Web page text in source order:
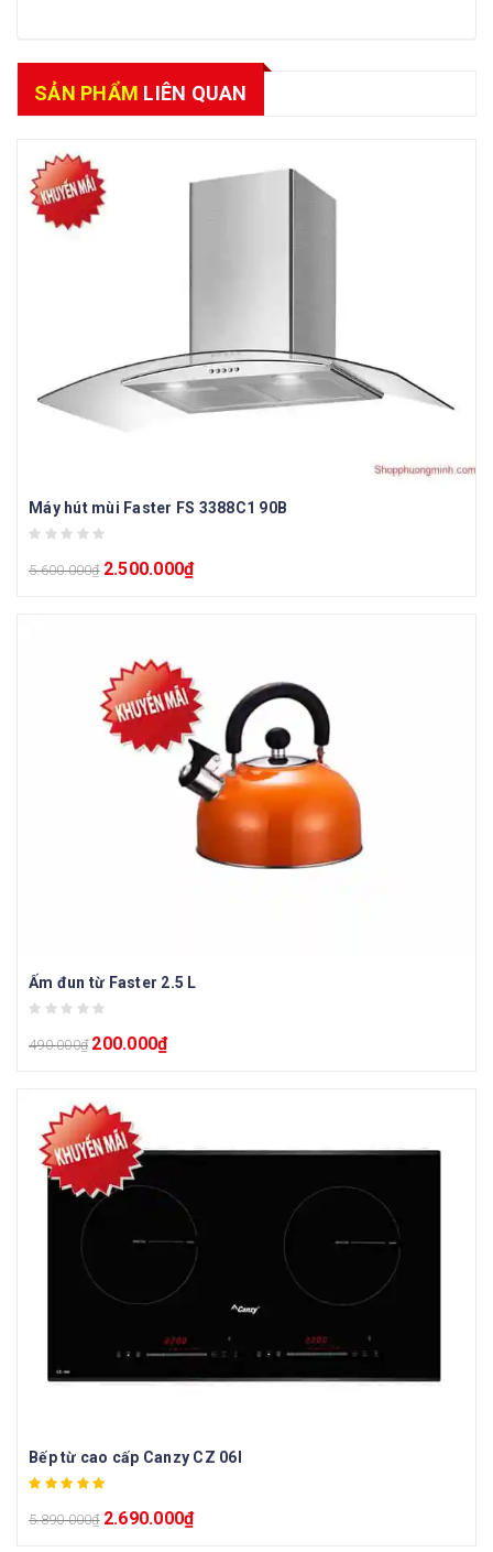
SẢN PHẨM LIÊN QUAN
Máy hút mùi Faster FS 3388C1 90B
5.600.000₫ 2.500.000₫
Ấm đun từ Faster 2.5 L
490.000₫ 200.000₫
Bếp từ cao cấp Canzy CZ 06I
5.890.000₫ 2.690.000₫